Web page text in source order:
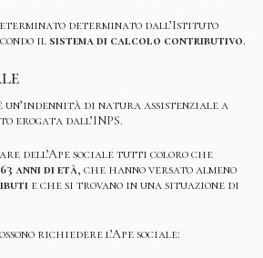
determinato dall’Istituto
il sistema di calcolo contributivo.
un’indennità di natura assistenziale a
erogata dall’INPS.
dell’Ape sociale tutti coloro che
63 anni di età, che hanno versato almeno
e che si trovano in una situazione di
richiedere l’Ape sociale: